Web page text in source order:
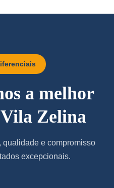
a melhor
Zelina
e compromisso
excepcionais.